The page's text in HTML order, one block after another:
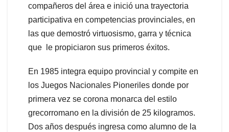
compañeros del área e inició una trayectoria
participativa en competencias provinciales, en
las que demostró virtuosismo, garra y técnica
que le propiciaron sus primeros éxitos.
En 1985 integra equipo provincial y compite en
los Juegos Nacionales Pioneriles donde por
primera vez se corona monarca del estilo
grecorromano en la división de 25 kilogramos.
Dos años después ingresa como alumno de la